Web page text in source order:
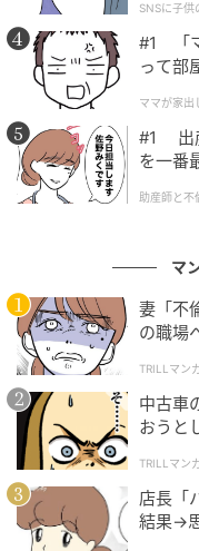
SNSに子供
#1 「
って部
ママが家出
#1 出
を一番
助産師と不
マ
妻「不
の職場
TRILLマン
中古車
おうと
TRILLマン
店長「
結果→